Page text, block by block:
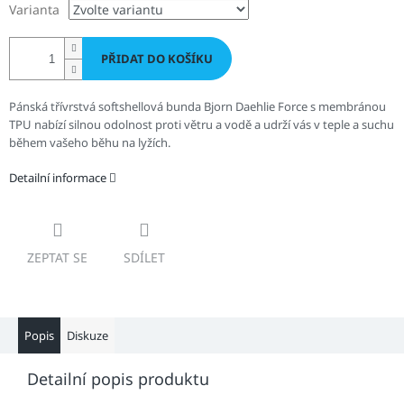
Varianta
PŘIDAT DO KOŠÍKU
Pánská třívrstvá softshellová bunda Bjorn Daehlie Force s membránou
TPU nabízí silnou odolnost proti větru a vodě a udrží vás v teple a suchu
během vašeho běhu na lyžích.
Detailní informace
ZEPTAT SE SDÍLET
Popis Diskuze
Detailní popis produktu